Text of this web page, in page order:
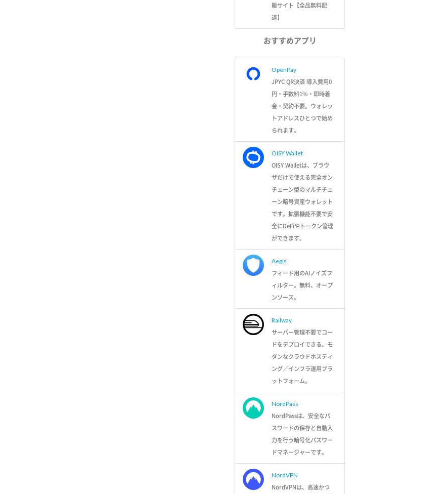
販サイト【全品無料配
達】
おすすめアプリ
OpenPay
JPYC QR決済 導入費用0
円・手数料1%・即時着
金・契約不要。ウォレッ
トアドレスひとつで始め
られます。
OISY Wallet
OISY Walletは、ブラウ
ザだけで使える完全オン
チェーン型のマルチチェ
ーン暗号資産ウォレット
です。拡張機能不要で安
全にDeFiやトークン管理
ができます。
Aegis
フィード用のAIノイズフ
ィルター。無料、オープ
ンソース。
Railway
サーバー管理不要でコー
ドをデプロイできる、モ
ダンなクラウドホスティ
ング／インフラ運用プラ
ットフォーム。
NordPass
NordPassは、安全なパ
スワードの保存と自動入
力を行う暗号化パスワー
ドマネージャーです。
NordVPN
NordVPNは、高速かつ